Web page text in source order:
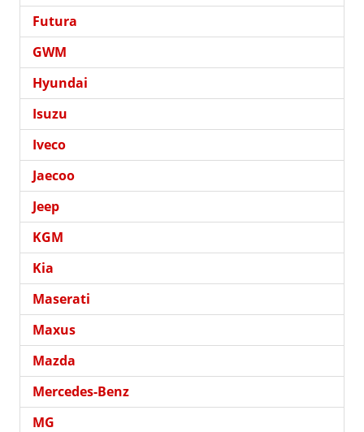
Futura
GWM
Hyundai
Isuzu
Iveco
Jaecoo
Jeep
KGM
Kia
Maserati
Maxus
Mazda
Mercedes-Benz
MG